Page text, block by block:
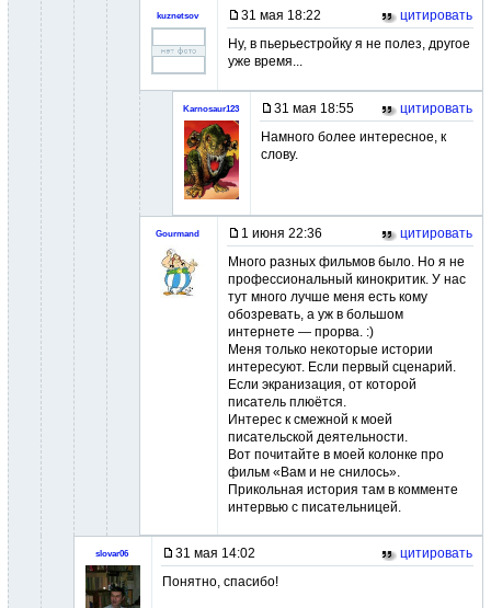
kuznetsov 31 мая 18:22
цитировать
Ну, в пьерьестройку я не полез, другое
уже время...
Karnosaur123 31 мая 18:55
цитировать
Намного более интересное, к
слову.
Gourmand 1 июня 22:36
цитировать
Много разных фильмов было. Но я не
профессиональный кинокритик. У нас
тут много лучше меня есть кому
обозревать, а уж в большом
интернете — прорва. :)
Меня только некоторые истории
интересуют. Если первый сценарий.
Если экранизация, от которой
писатель плюётся.
Интерес к смежной к моей
писательской деятельности.
Вот почитайте в моей колонке про
фильм «Вам и не снилось».
Прикольная история там в комменте
интервью с писательницей.
slovar06 31 мая 14:02
цитировать
Понятно, спасибо!